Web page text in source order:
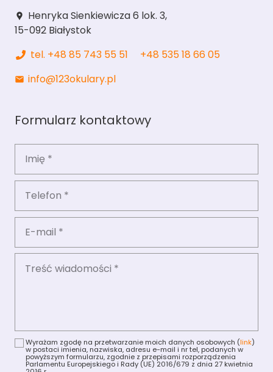
location_pin
Henryka Sienkiewicza 6 lok. 3,
15-092 Białystok
tel. +48 85 743 55 51
+48 535 18 66 05
mail info@123okulary.pl
Formularz kontaktowy
Wyrażam zgodę na przetwarzanie moich danych osobowych (link)
w postaci imienia, nazwiska, adresu e-mail i nr tel, podanych w
powyższym formularzu, zgodnie z przepisami rozporządzenia
Parlamentu Europejskiego i Rady (UE) 2016/679 z dnia 27 kwietnia